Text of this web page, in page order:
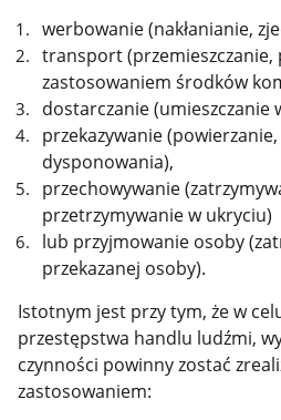
werbowanie (nakłanianie,
transport (przemieszczanie,
zastosowaniem środków
dostarczanie (umieszczanie
przekazywanie
dysponowania),
przechowywanie
przetrzymywanie w ukryciu)
lub przyjmowanie osoby
przekazanej osoby).
Istotnym jest przy tym, że w
przestępstwa handlu ludźmi,
czynności powinny zostać
zastosowaniem: